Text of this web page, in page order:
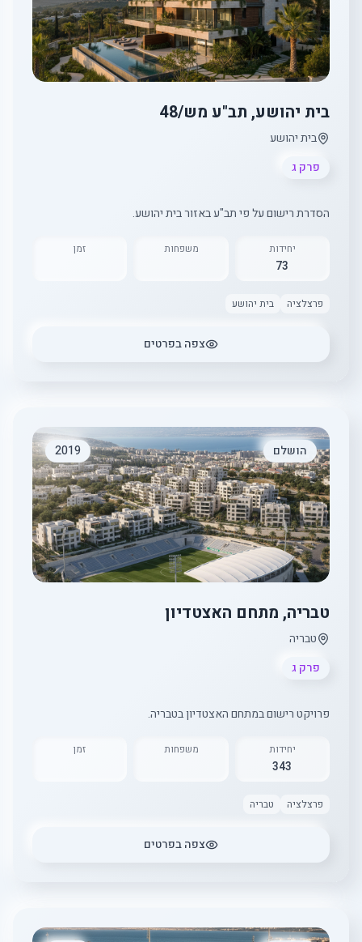
בית יהושע, תב"ע מש/48
בית יהושע
פרק ג
הסדרת רישום על פי תב"ע באזור בית יהושע.
יחידות
73
משפחות זמן
פרצלציה בית יהושע
צפה בפרטים
הושלם 2019
טבריה, מתחם האצטדיון
טבריה
פרק ג
פרויקט רישום במתחם האצטדיון בטבריה.
יחידות
343
משפחות זמן
פרצלציה טבריה
צפה בפרטים